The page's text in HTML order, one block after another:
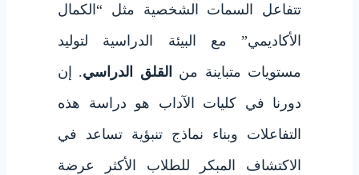
تتفاعل السمات الشخصية مثل “الكمال
الأكاديمي” مع البيئة الدراسية لتوليد
مستويات متباينة من
القلق الدراسي. إن
دورنا في كليات الآداب هو دراسة هذه
التفاعلات وبناء نماذج تنبؤية تساعد في
الاكتشاف المبكر للطلاب الأكثر عرضة